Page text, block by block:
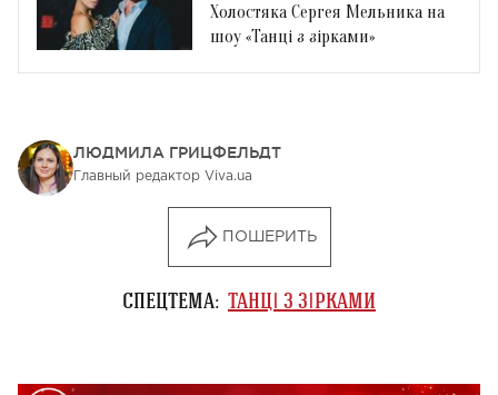
Холостяка Сергея Мельника на
шоу «Танці з зірками»
ЛЮДМИЛА ГРИЦФЕЛЬДТ
Главный редактор Viva.ua
ПОШЕРИТЬ
СПЕЦТЕМА: ТАНЦІ З ЗІРКАМИ